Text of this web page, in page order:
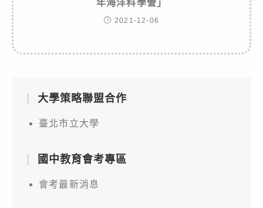
年海洋科學營」
2021-12-06
大學策略聯盟合作
臺北市立大學
國中教育會考專區
會考最新消息